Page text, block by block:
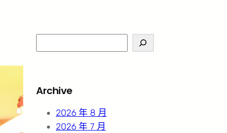
e
c
Archive
2026 年 8 月
2026 年 7 月